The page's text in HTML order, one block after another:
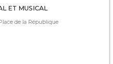
ET MUSICAL
de la République